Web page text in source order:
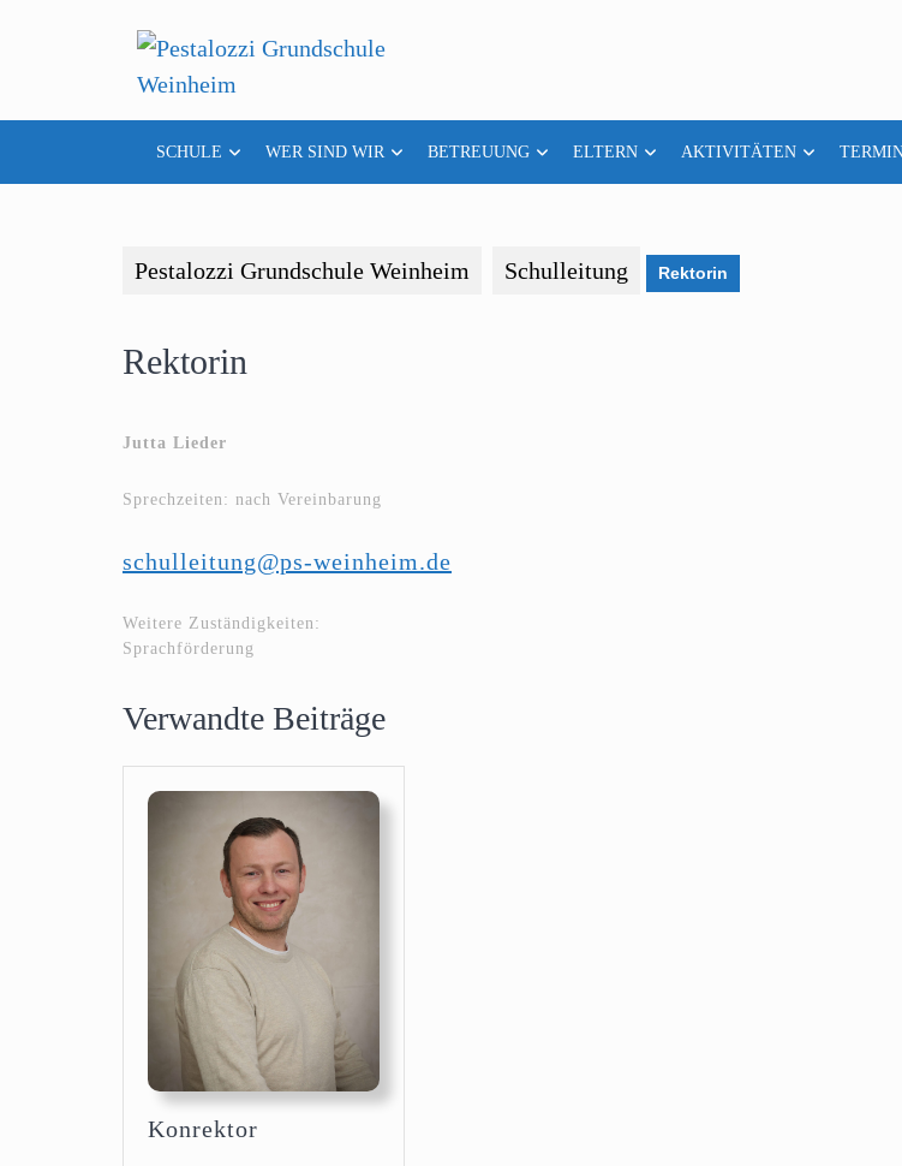
SCHULE WER SIND WIR BETREUUNG ELTERN AKTIVITÄTEN
Pestalozzi Grundschule Weinheim Schulleitung Rektorin
Rektorin
Jutta Lieder
Sprechzeiten: nach Vereinbarung
schulleitung@ps-weinheim.de
Weitere Zuständigkeiten:
Sprachförderung
Verwandte Beiträge
Konrektor